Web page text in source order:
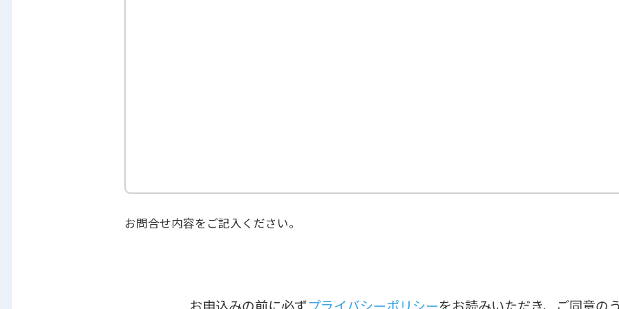
お問合せ内容をご記入ください。